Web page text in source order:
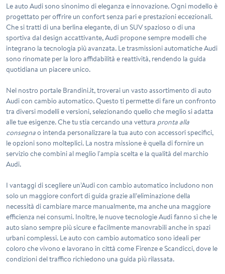
Le auto Audi sono sinonimo dieleganza e innovazione. Ogni modello è
progettato per offrire un confort senza pari e prestazioni eccezionali.
Che si tratti di una berlina elegante, di un SUV spazioso o di una
sportiva dal design accattivante, Audi propone sempre modelli che
integrano la tecnologia più avanzata. Le trasmissioni automatiche Audi
sono rinomate per la loro affidabilità e reattività, rendendo la guida
quotidiana un piacere unico.
Nel nostro portale Brandini.it, troverai un vasto assortimento di auto
Audi con cambio automatico. Questo ti permette di fare un confronto
tra diversi modelli e versioni, selezionando quello che meglio si adatta
alle tue esigenze. Che tu stia cercando una vettura pronta alla
consegnao intenda personalizzare la tua auto con accessori specifici,
le opzioni sono molteplici. La nostra missione è quella di fornire un
servizio che combini al meglio l'ampia scelta e la qualità del marchio
Audi.
I vantaggi di scegliere un’Audi con cambio automatico includono non
solo un maggiore confort di guida grazie all’eliminazione della
necessità di cambiare marce manualmente, ma anche una maggiore
efficienza nei consumi. Inoltre, le nuove tecnologie Audi fanno sì che le
auto siano sempre più sicure e facilmente manovrabili anche in spazi
urbani complessi. Le auto con cambio automatico sono ideali per
coloro che vivono e lavorano in città come Firenze e Scandicci, dove le
condizioni del traffico richiedono una guida più rilassata.